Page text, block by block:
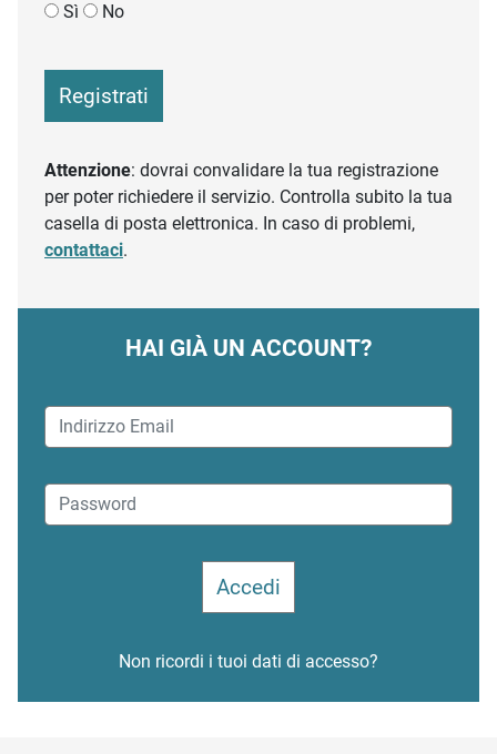
Sì
No
Registrati
Attenzione: dovrai convalidare la tua registrazione
per poter richiedere il servizio. Controlla subito la tua
casella di posta elettronica. In caso di problemi,
contattaci.
HAI GIÀ UN ACCOUNT?
Non ricordi i tuoi dati di accesso?